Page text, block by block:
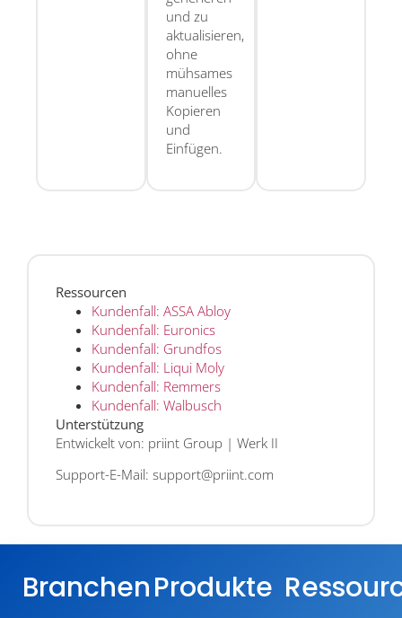
und zu
aktualisieren,
ohne
mühsames
manuelles
Kopieren
und
Einfügen.
Ressourcen
Kundenfall: ASSA Abloy
Kundenfall: Euronics
Kundenfall: Grundfos
Kundenfall: Liqui Moly
Kundenfall: Remmers
Kundenfall: Walbusch
Unterstützung
Entwickelt von: priint Group | Werk II
Support-E-Mail: support@priint.com
BranchenProdukte